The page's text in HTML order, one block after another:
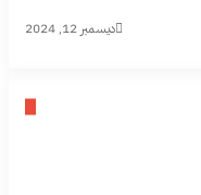
ديسمبر 12, 2024